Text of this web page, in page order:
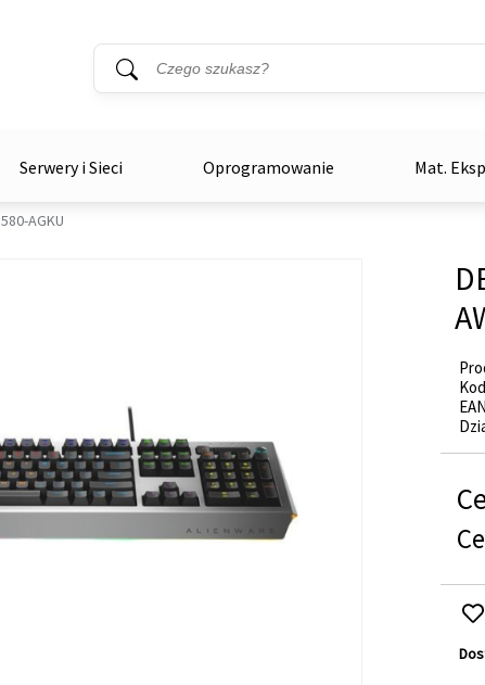
Wyszukiwarka
Słowo kluczowe
Serwery i Sieci Oprogramowanie Mat.
580-AGKU
EAN